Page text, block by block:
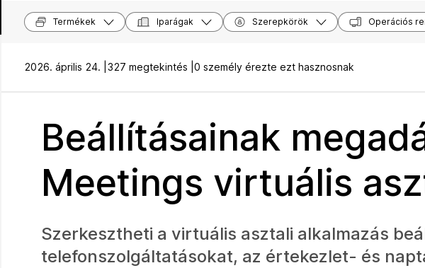
Termékek Iparágak Szerepkörök Operációs
2026. április 24. | 327 megtekintés | 0 személy érezte ezt hasznosnak
Beállításainak
Meetings virtuális
Szerkesztheti a virtuális asztali alkalmazás
telefonszolgáltatásokat, az értekezlet- és